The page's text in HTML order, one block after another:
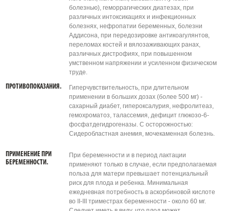
болезнью), геморрагических диатезах, при
различных интоксикациях и инфекционных
болезнях, нефропатии беременных, болезни
Аддисона, при передозировке антикоагулянтов,
переломах костей и вялозаживающих ранах,
различных дистрофиях, при повышенном
умственном напряжении и усиленном физическом
труде.
ПРОТИВОПОКАЗАНИЯ.
Гиперчувствительность, при длительном
применении в больших дозах (более 500 мг) -
сахарный диабет, гипероксалурия, нефролитеаз,
гемохроматоз, талассемия, дефицит глюкозо-6-
фосфатдегидрогеназы. С осторожностью:
Сидеробластная анемия, мочекаменная болезнь.
ПРИМЕНЕНИЕ ПРИ
БЕРЕМЕННОСТИ.
При беременности и в период лактации
применяют только в случае, если предполагаемая
польза для матери превышает потенциальный
риск для плода и ребенка. Минимальная
ежедневная потребность в аскорбиновой кислоте
во II-III триместрах беременности - около 60 мг.